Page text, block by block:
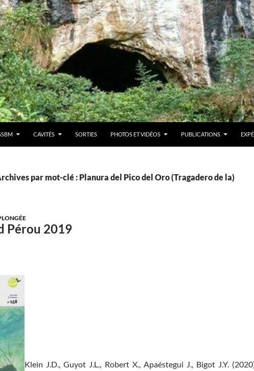
CAVITÉS SORTIES PHOTOS ET VIDÉOS PUBLICATIONS
par mot-clé : Planura del Pico del Oro (Tragadero de la)
Pérou 2019
Klein J.D., Guyot J.L., Robert X., Apaéstegui J., Bigot J.Y.